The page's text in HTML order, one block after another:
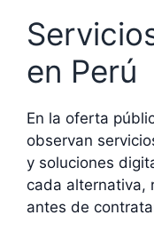
en Perú
En la oferta
observan
y soluciones
cada alternativa,
antes de